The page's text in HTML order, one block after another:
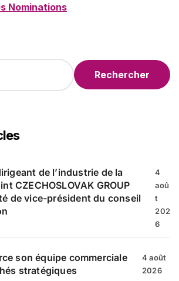
Nominations
de l’industrie de la
CZECHOSLOVAK GROUP
de vice-président du conseil
4
aoû
t
202
6
son équipe commerciale
stratégiques
4 août
2026